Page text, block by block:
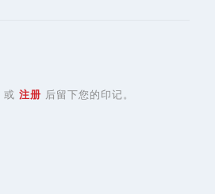
或 注册 后留下您的印记。